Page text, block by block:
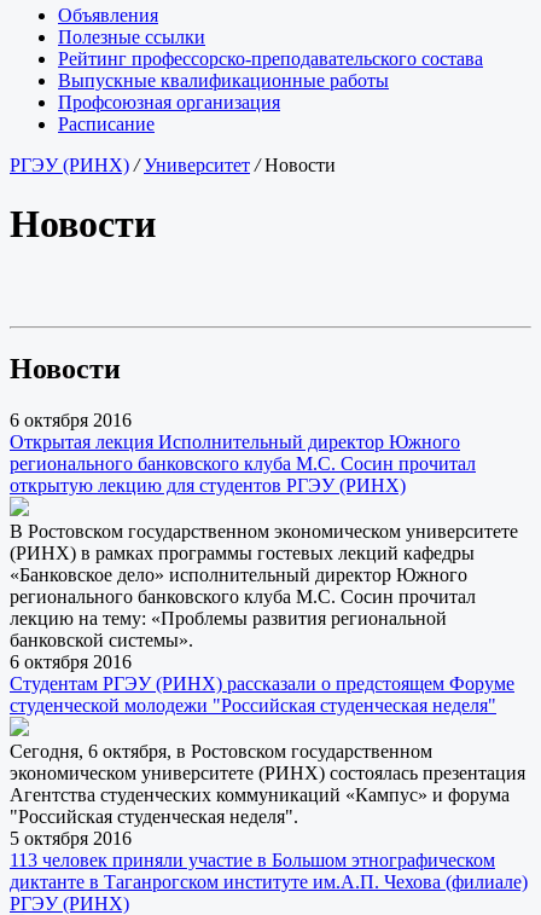
Объявления
Полезные ссылки
Рейтинг профессорско-преподавательского состава
Выпускные квалификационные работы
Профсоюзная организация
Расписание
РГЭУ (РИНХ) /Университет /Новости
Новости
Новости
6 октября 2016
Открытая лекция Исполнительный директор Южного
регионального банковского клуба М.С. Сосин прочитал
открытую лекцию для студентов РГЭУ (РИНХ)
В Ростовском государственном экономическом университете
(РИНХ) в рамках программы гостевых лекций кафедры
«Банковское дело» исполнительный директор Южного
регионального банковского клуба М.С. Сосин прочитал
лекцию на тему: «Проблемы развития региональной
банковской системы».
6 октября 2016
Студентам РГЭУ (РИНХ) рассказали о предстоящем Форуме
студенческой молодежи "Российская студенческая неделя"
Сегодня, 6 октября, в Ростовском государственном
экономическом университете (РИНХ) состоялась презентация
Агентства студенческих коммуникаций «Кампус» и форума
"Российская студенческая неделя".
5 октября 2016
113 человек приняли участие в Большом этнографическом
диктанте в Таганрогском институте им.А.П. Чехова (филиале)
РГЭУ (РИНХ)